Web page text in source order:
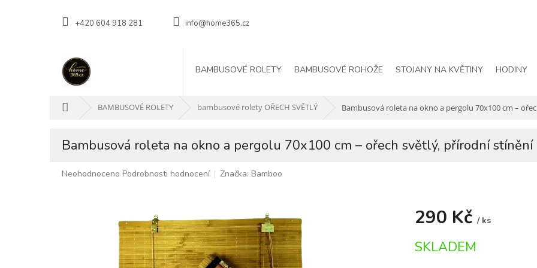
+420 604 918 281 info@home365.cz
BAMBUSOVÉ ROLETY BAMBUSOVÉ ROHOŽE STOJANY NA KVĚTINY HODINY
BAMBUSOVÉ ROLETY bambusové rolety OŘECH SVĚTLÝ Bambusová roleta na okno a pergolu 70x100 cm –
Bambusová roleta na okno a pergolu 70x100 cm – ořech světlý, přírodní stínění
Průměrné
Neohodnoceno Podrobnosti hodnocení Značka: Bamboo
290 Kč / ks
cena:
SKLADEM